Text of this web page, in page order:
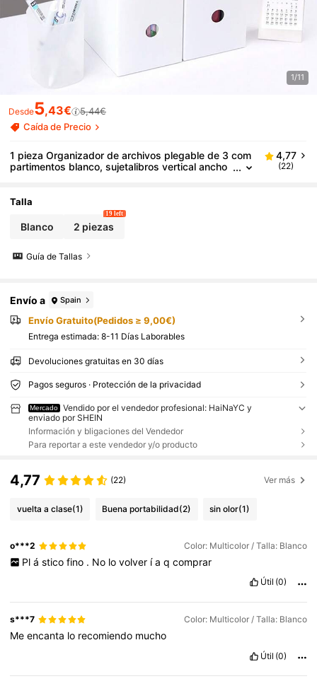
1/11
Desde5,43€
5,44€
Caída de Precio
1 pieza Organizador de archivos plegable de 3 com
partimentos blanco, sujetalibros vertical ancho
ntos de oficina y suministros
4,77
(22)
Talla
Blanco 2 piezas
19 left
Guía de Tallas
Envío a Spain
Envío Gratuito(Pedidos ≥ 9,00€)
Entrega estimada: 8-11 Días Laborables
Devoluciones gratuitas en 30 días
Pagos seguros · Protección de la privacidad
Mercado
Vendido por el vendedor profesional: HaiNaYC y
enviado por SHEIN
Información y bligaciones del Vendedor
Para reportar a este vendedor y/o producto
4,77 (22) Ver más
vuelta a clase(1) Buena portabilidad(2) sin olor(1)
o***2 Color: Multicolor / Talla: Blanco
Pl á stico fino . No lo volver ía q comprar
Útil (0)
s***7 Color: Multicolor / Talla: Blanco
Meencanta lo recomiendo mucho
Útil (0)